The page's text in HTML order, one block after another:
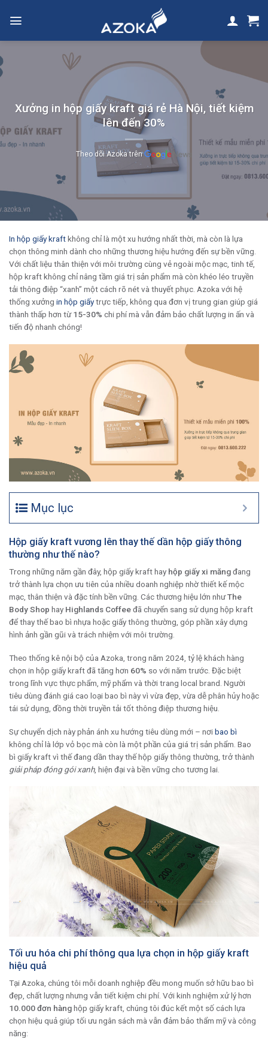
Xưởng in hộp giấy kraft giá rẻ Hà Nội, tiết kiệm
lên đến 30%
Theo dõi Azoka trên
In hộp giấy kraftkhông chỉ là một xu hướng nhất thời, mà còn là lựa
chọn thông minh dành cho những thương hiệu hướng đến sự bền vững.
Với chất liệu thân thiện với môi trường cùng vẻ ngoài mộc mạc, tinh tế,
hộp kraft không chỉ nâng tầm giá trị sản phẩm mà còn khéo léo truyền
tải thông điệp “xanh” một cách rõ nét và thuyết phục. Azoka với hệ
thống xưởng in hộp giấytrực tiếp, không qua đơn vị trung gian giúp giá
thành thấp hơn từ15-30% chi phí mà vẫn đảm bảo chất lượng in ấn và
tiến độ nhanh chóng!
Mục lục
Hộp giấy kraft vương lên thay thế dần hộp giấy thông
thường như thế nào?
Trong những năm gần đây, hộp giấy kraft hay hộp giấy xi măngđang
trở thành lựa chọn ưu tiên của nhiều doanh nghiệp nhờ thiết kế mộc
mạc, thân thiện và đặc tính bền vững. Các thương hiệu lớn nhưThe
Body Shop hay Highlands Coffeeđã chuyển sang sử dụng hộp kraft
để thay thế bao bì nhựa hoặc giấy thông thường, góp phần xây dựng
hình ảnh gần gũi và trách nhiệm với môi trường.
Theo thống kê nội bộ của Azoka, trong năm 2024, tỷ lệ khách hàng
chọn in hộp giấy kraft đã tăng hơn 60% so với năm trước. Đặc biệt
trong lĩnh vực thực phẩm, mỹ phẩm và thời trang local brand. Người
tiêu dùng đánh giá cao loại bao bì này vì vừa đẹp, vừa dễ phân hủy hoặc
tái sử dụng, đồng thời truyền tải tốt thông điệp thương hiệu.
Sự chuyển dịch này phản ánh xu hướng tiêu dùng mới – nơibao bì
không chỉ là lớp vỏ bọc mà còn là một phần của giá trị sản phẩm. Bao
bì giấy kraft vì thế đang dần thay thế hộp giấy thông thường, trở thành
giải pháp đóng gói xanh, hiện đại và bền vững cho tương lai.
Tối ưu hóa chi phí thông qua lựa chọn in hộp giấy kraft
hiệu quả
Tại Azoka, chúng tôi mỗi doanh nghiệp đều mong muốn sở hữu bao bì
đẹp, chất lượng nhưng vẫn tiết kiệm chi phí. Với kinh nghiệm xử lý hơn
10.000 đơn hànghộp giấy kraft, chúng tôi đúc kết một số cách lựa
chọn hiệu quả giúp tối ưu ngân sách mà vẫn đảm bảo thẩm mỹ và công
năng: